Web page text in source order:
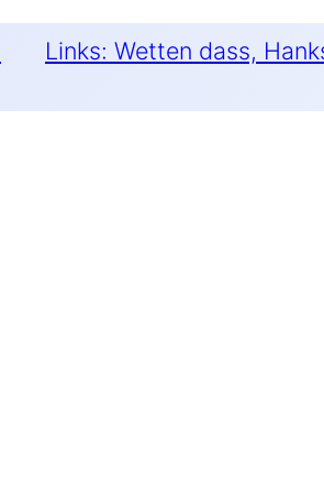
Links: Wetten dass,